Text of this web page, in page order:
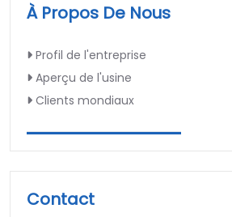
À Propos De Nous
Profil de l'entreprise
Aperçu de l'usine
Clients mondiaux
Contact